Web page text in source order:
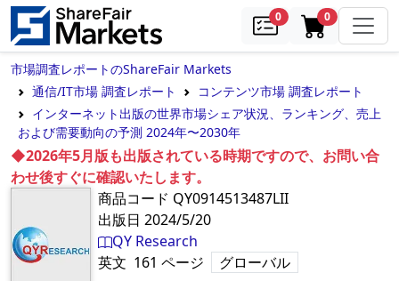
0samples0in cart
市場調査レポートのShareFair Markets
通信/IT市場 調査レポート
コンテンツ市場 調査レポート
インターネット出版の世界市場シェア状況、ランキング、売上
および需要動向の予測 2024年〜2030年
◆2026年5月版も出版されている時期ですので、お問い合
わせ後すぐに確認いたします。
商品コード QY0914513487LII
出版日 2024/5/20
QY Research
英文 161 ページ グローバル